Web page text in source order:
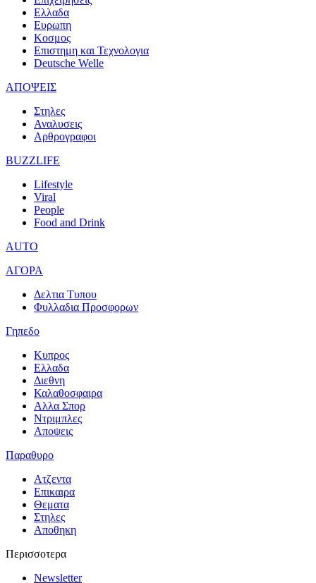
Ελλαδα
Ευρωπη
Κοσμος
Επιστημη και Τεχνολογια
Deutsche Welle
ΑΠΟΨΕΙΣ
Στηλες
Αναλυσεις
Αρθρογραφοι
BUZZLIFE
Lifestyle
Viral
People
Food and Drink
AUTO
ΑΓΟΡΑ
Δελτια Τυπου
Φυλλαδια Προσφορων
Γηπεδο
Κυπρος
Ελλαδα
Διεθνη
Καλαθοσφαιρα
Αλλα Σπορ
Ντριμπλες
Αποψεις
Παραθυρο
Ατζεντα
Επικαιρα
Θεματα
Στηλες
Αποθηκη
Περισσοτερα
Newsletter